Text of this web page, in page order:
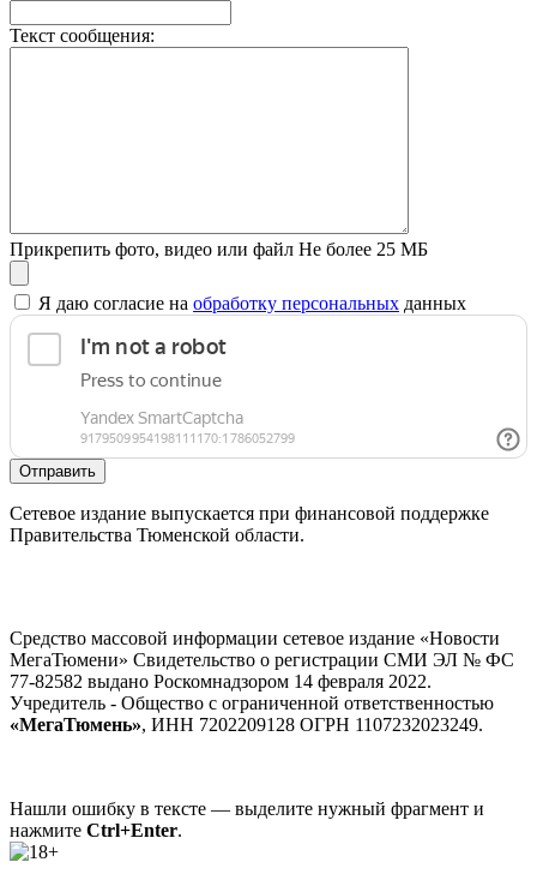
Текст сообщения:
Прикрепить фото, видео или файл Не более 25 МБ
Я даю согласие на обработку персональных данных
Отправить
Сетевое издание выпускается при финансовой поддержке
Правительства Тюменской области.
Средство массовой информации сетевое издание «Новости
МегаТюмени» Свидетельство о регистрации СМИ ЭЛ № ФС
77-82582 выдано Роскомнадзором 14 февраля 2022.
Учредитель - Общество с ограниченной ответственностью
«МегаТюмень», ИНН 7202209128 ОГРН 1107232023249.
Нашли ошибку в тексте — выделите нужный фрагмент и
нажмите Ctrl+Enter.